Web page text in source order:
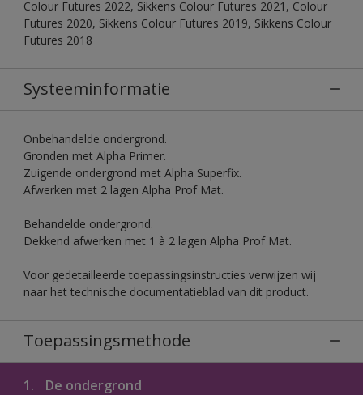
Colour Futures 2022, Sikkens Colour Futures 2021, Colour
Futures 2020, Sikkens Colour Futures 2019, Sikkens Colour
Futures 2018
Systeeminformatie
Onbehandelde ondergrond.
Gronden met Alpha Primer.
Zuigende ondergrond met Alpha Superfix.
Afwerken met 2 lagen Alpha Prof Mat.
Behandelde ondergrond.
Dekkend afwerken met 1 à 2 lagen Alpha Prof Mat.
Voor gedetailleerde toepassingsinstructies verwijzen wij
naar het technische documentatieblad van dit product.
Toepassingsmethode
1. De ondergrond